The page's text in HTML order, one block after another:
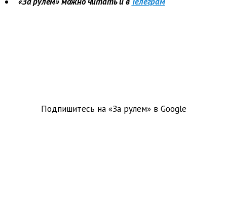
Подпишитесь на «За рулем» в Google